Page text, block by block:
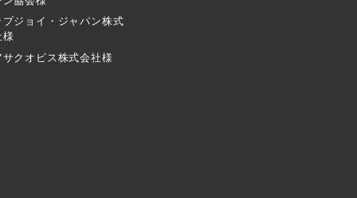
プジョイ・ジャパン株式
様
サクオビス株式会社様